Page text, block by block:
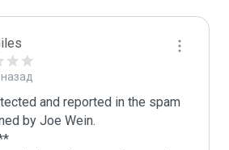
and reported in the spam
by Joe Wein.